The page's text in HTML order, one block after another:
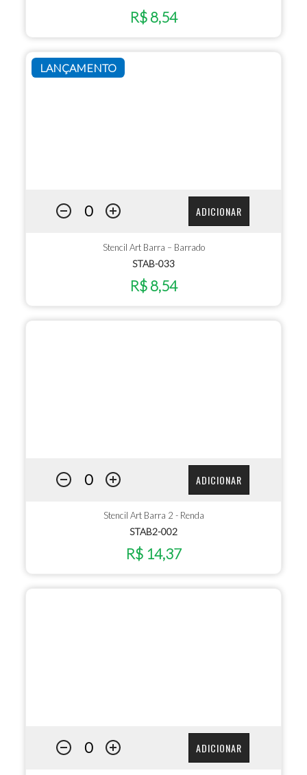
R$ 8,54
LANÇAMENTO
ADICIONAR
Stencil Art Barra – Barrado
STAB-033
R$ 8,54
ADICIONAR
Stencil Art Barra 2 - Renda
STAB2-002
R$ 14,37
ADICIONAR